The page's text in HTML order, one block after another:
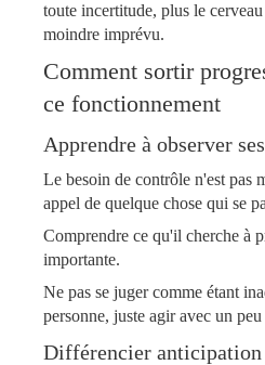
toute incertitude, plus le
moindre imprévu.
Comment sortir
ce fonctionnement
Apprendre à observer ses
Le besoin de contrôle n'est pas
appel de quelque chose qui se
Comprendre ce qu'il cherche à
importante.
Ne pas se juger comme étant
personne, juste agir avec un
Différencier